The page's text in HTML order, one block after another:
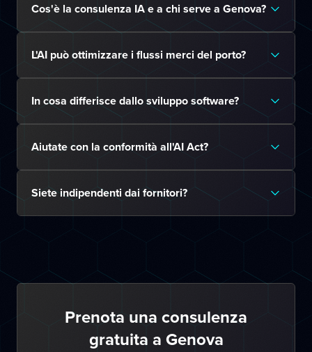
Cos'è la consulenza IA e a chi serve a Genova?
L'AI può ottimizzare i flussi merci del porto?
In cosa differisce dallo sviluppo software?
Aiutate con la conformità all'AI Act?
Siete indipendenti dai fornitori?
Prenota una consulenza
gratuita a Genova